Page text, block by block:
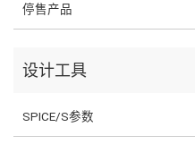
停售产品
设计工具
SPICE/S参数